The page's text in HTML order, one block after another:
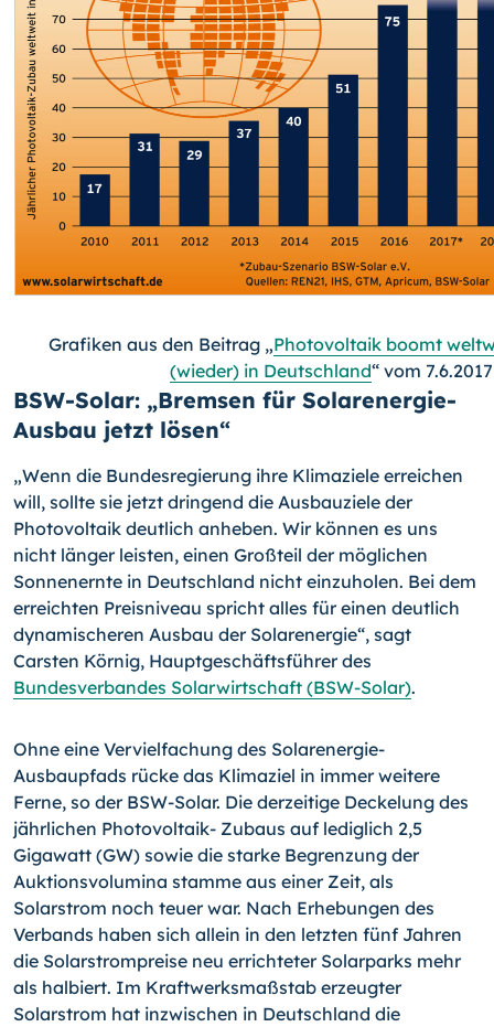
Grafiken aus den Beitrag „Photovoltaik boomt
(wieder) in Deutschland“ vom 7.6.2017
BSW-Solar: „Bremsen für Solarenergie-
Ausbau jetzt lösen“
„Wenn die Bundesregierung ihre Klimaziele erreichen
will, sollte sie jetzt dringend die Ausbauziele der
Photovoltaik deutlich anheben. Wir können es uns
nicht länger leisten, einen Großteil der möglichen
Sonnenernte in Deutschland nicht einzuholen. Bei dem
erreichten Preisniveau spricht alles für einen deutlich
dynamischeren Ausbau der Solarenergie“, sagt
Carsten Körnig, Hauptgeschäftsführer des
Bundesverbandes Solarwirtschaft (BSW-Solar).
Ohne eine Vervielfachung des Solarenergie-
Ausbaupfads rücke das Klimaziel in immer weitere
Ferne, so der BSW-Solar. Die derzeitige Deckelung des
jährlichen Photovoltaik- Zubaus auf lediglich 2,5
Gigawatt (GW) sowie die starke Begrenzung der
Auktionsvolumina stamme aus einer Zeit, als
Solarstrom noch teuer war. Nach Erhebungen des
Verbands haben sich allein in den letzten fünf Jahren
die Solarstrompreise neu errichteter Solarparks mehr
als halbiert. Im Kraftwerksmaßstab erzeugter
Solarstrom hat inzwischen in Deutschland die